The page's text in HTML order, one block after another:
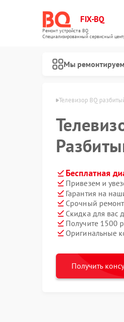
FIX-BQ
Ремонт устройств BQ
Специализированный cервисный
Мы ремонтируем
BQ в Мурманске Телевизор BQ
Бесплатная
Привезем и
Гарантия на
Срочный ремонт
Скидка для вас
Получите 1500
Оригинальные
Получить